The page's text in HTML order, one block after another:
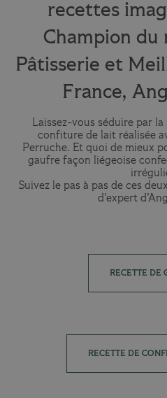
recettes
Champion du
Pâtisserie et
France,
Laissez-vous séduire par
confiture de lait réalisée
Perruche. Et quoi de mieux
gaufre façon liégeoise
Suivez le pas à pas de ces
d’expert
RECETTE DE
RECETTE DE